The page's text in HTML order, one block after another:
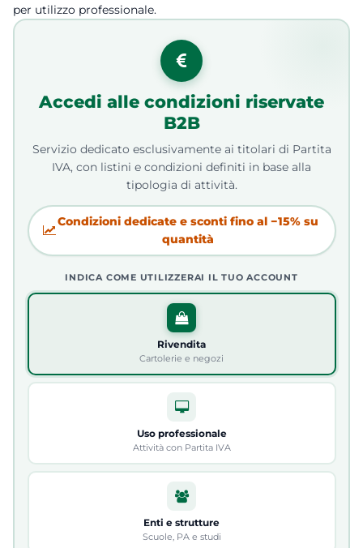
per utilizzo professionale.
Accedi alle condizioni riservate
B2B
Servizio dedicato esclusivamente ai titolari di Partita
IVA, con listini e condizioni definiti in base alla
tipologia di attività.
Condizioni dedicate e sconti fino al −15% su
quantità
INDICA COME UTILIZZERAI IL TUO ACCOUNT
Rivendita
Cartolerie e negozi
Uso professionale
Attività con Partita IVA
Enti e strutture
Scuole, PA e studi